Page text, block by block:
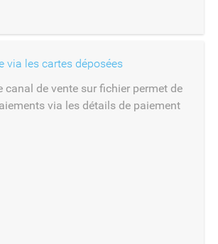
via les cartes déposées
canal de vente sur fichier permet de
via les détails de paiement